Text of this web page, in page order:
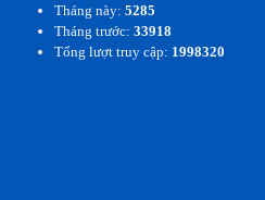
Tháng này: 5285
Tháng trước: 33918
Tổng lượt truy cập: 1998320